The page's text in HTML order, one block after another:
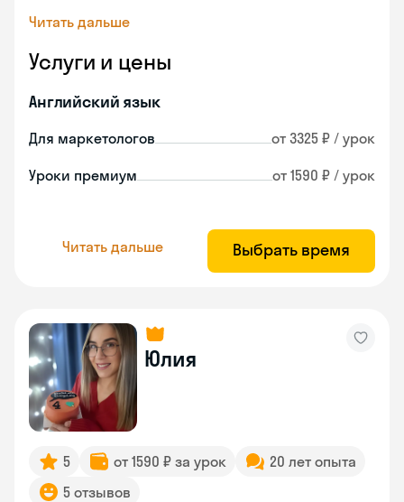
Читать дальше
Услуги и цены
Английский язык
Для маркетологов от 3325 ₽ / урок
Уроки премиум от 1590 ₽ / урок
Читать дальше Выбрать время
Юлия
5 от 1590 ₽ за урок
20 лет опыта
5 отзывов